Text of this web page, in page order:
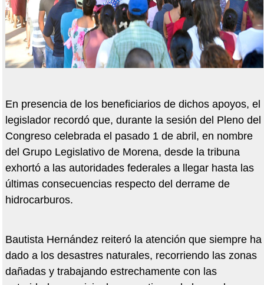
En presencia de los beneficiarios de dichos apoyos, el
legislador recordó que, durante la sesión del Pleno del
Congreso celebrada el pasado 1 de abril, en nombre
del Grupo Legislativo de Morena, desde la tribuna
exhortó a las autoridades federales a llegar hasta las
últimas consecuencias respecto del derrame de
hidrocarburos.
Bautista Hernández reiteró la atención que siempre ha
dado a los desastres naturales, recorriendo las zonas
dañadas y trabajando estrechamente con las